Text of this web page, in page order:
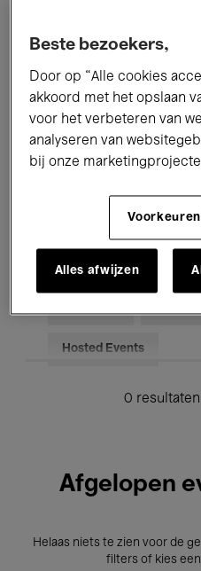
Tentoonstellingen
Performances
Jazz Klassieke
Elektronische Muziek
Voor iedereen
Hosted Events
0
Afgelopen
Helaas niets te zien voor de
filters of kies
Beste bezoekers,
Door op “Alle cookies
akkoord met het opslaan
voor het verbeteren van
analyseren van
bij onze
Alles afwijzen